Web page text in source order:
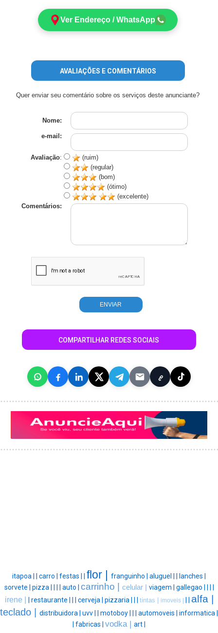
Ver Endereço / WhatsApp
AVALIAÇÕES E COMENTÁRIOS
Quer enviar seu comentário sobre os serviços deste anunciante?
Nome:
e-mail:
Avaliação:
(ruim)
(regular)
(bom)
(ótimo)
(excelente)
Comentários:
COMPARTILHAR REDES SOCIAIS
itapoa | carro | festas | flor | franguinho | aluguel |
lanches |
sorvete | pizza | auto | carrinho | celular | viagem | gallegao |
irene | restaurante | cerveja | pizzaria | tintas | imoveis | alfa |
teclado | distribuidora | uvv | motoboy | automoveis | informatica |
fabricas | vodka | art |